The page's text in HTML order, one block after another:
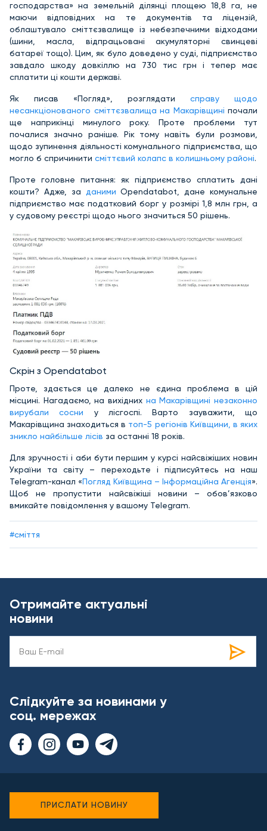
господарства» на земельній ділянці площею 18,8 га, не
маючи відповідних на те документів та ліцензій,
облаштувало сміттєзвалище із небезпечними відходами
(шини, масла, відпрацьовані акумуляторні свинцеві
батареї тощо). Цим, як було доведено у суді, підприємство
завдало шкоду довкіллю на 730 тис грн і тепер має
сплатити ці кошти державі.
Як писав «Погляд», розглядати справу щодо
несанкціонованого сміттєзвалища на Макарівщині почали
ще наприкінці минулого року. Проте проблеми тут
почалися значно раніше. Рік тому навіть були розмови,
щодо зупинення діяльності комунального підприємства, що
могло б спричинити сміттєвий колапс в колишньому районі.
Проте головне питання: як підприємство сплатить дані
кошти? Адже, за даними Оpendatabot, дане комунальне
підприємство має податковий борг у розмірі 1,8 млн грн, а
у судовому реєстрі щодо нього значиться 50 рішень.
Скрін з Оpendatabot
Проте, здається це далеко не єдина проблема в цій
місцині. Нагадаємо, на вихідних на Макарівщині незаконно
вирубали сосни у лісгоспі. Варто зауважити, що
Макарівщина знаходиться в топ-5 регіонів Київщини, в яких
зникло найбільше лісів за останні 18 років.
Для зручності і аби бути першим у курсі найсвіжіших новин
України та світу – переходьте і підписуйтесь на наш
Telegram-канал «Погляд Київщина – Інформаційна Агенція».
Щоб не пропустити найсвіжіші новини – обов’язково
вмикайте повідомлення у вашому Telegram.
#сміття
Отримайте актуальні
новини
Слідкуйте за новинами у
соц. мережах
ПРИСЛАТИ НОВИНУ